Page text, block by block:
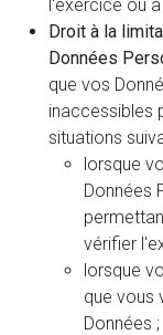
l'exercice ou
Droit à la
Données
que vos
inaccessibles
situations
lorsque
Données
vérifier
lorsque
que vous
Données ;